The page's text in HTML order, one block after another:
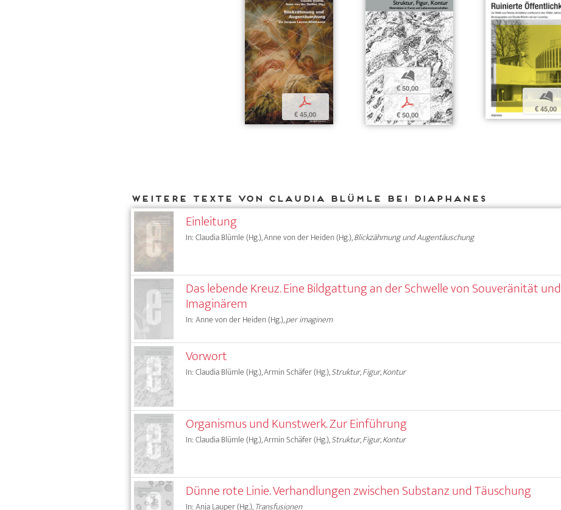
p
€ 45,00
b
€ 50,00
p
€ 50,00
b
€ 45,00
Weitere Texte von Claudia Blümle bei DIAPHANES
Einleitung
In: Claudia Blümle (Hg.), Anne von der Heiden (Hg.),Blickzähmung und Augentäuschung
Das lebende Kreuz. Eine Bildgattung an der Schwelle von Souveränität und
Imaginärem
In: Anne von der Heiden (Hg.),per imaginem
Vorwort
In: Claudia Blümle (Hg.), Armin Schäfer (Hg.),Struktur, Figur, Kontur
Organismus und Kunstwerk. Zur Einführung
In: Claudia Blümle (Hg.), Armin Schäfer (Hg.),Struktur, Figur, Kontur
Dünne rote Linie. Verhandlungen zwischen Substanz und Täuschung
In: Anja Lauper (Hg.),Transfusionen